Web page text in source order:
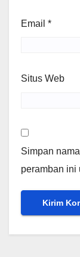
Email *
Situs Web
Simpan
peramban ini